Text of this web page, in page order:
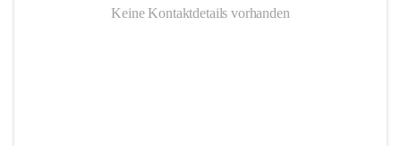
Keine Kontaktdetails vorhanden